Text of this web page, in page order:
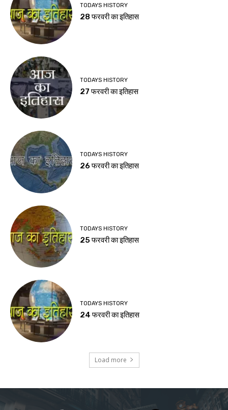
TODAYS HISTORY
28 फरवरी का इतिहास
TODAYS HISTORY
27 फरवरी का इतिहास
TODAYS HISTORY
26 फरवरी का इतिहास
TODAYS HISTORY
25 फरवरी का इतिहास
TODAYS HISTORY
24 फरवरी का इतिहास
Load more